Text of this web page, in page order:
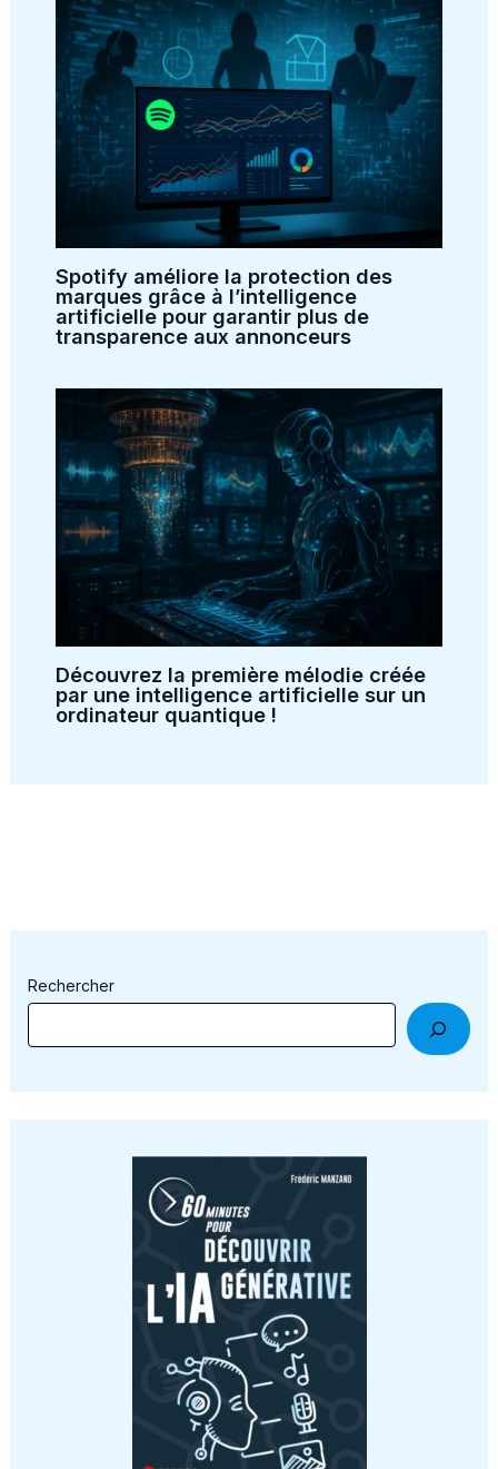
Spotify améliore la protection des
marques grâce à l’intelligence
artificielle pour garantir plus de
transparence aux annonceurs
Découvrez la première mélodie créée
par une intelligence artificielle sur un
ordinateur quantique !
Rechercher